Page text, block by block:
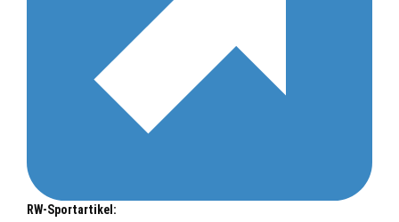
RW-Sportartikel: